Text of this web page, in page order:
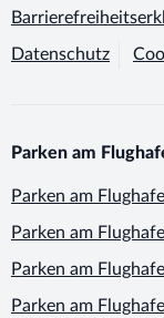
Datenschutz
Parken am
Parken am
Parken am
Parken am
Parken am